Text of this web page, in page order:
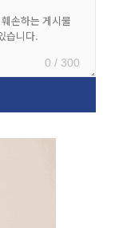
0 / 300